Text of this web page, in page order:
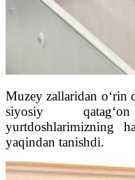
Muzey zallaridan o‘rin
siyosiy
yurtdoshlarimizning
yaqindan tanishdi.